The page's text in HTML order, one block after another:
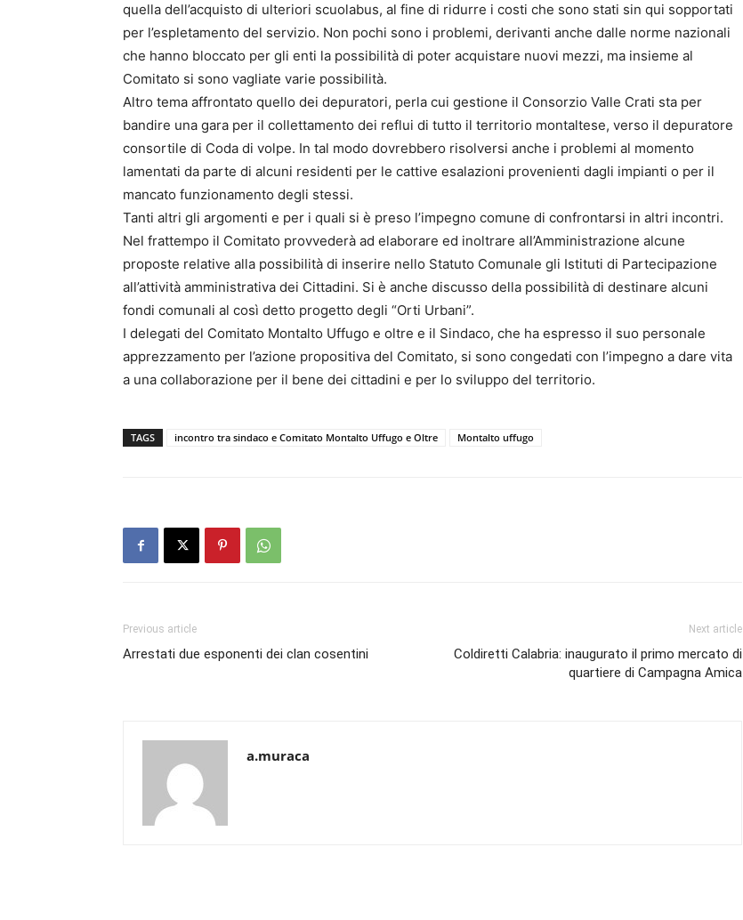
quella dell’acquisto di ulteriori scuolabus, al fine di ridurre i costi che sono stati sin qui sopportati
per l’espletamento del servizio. Non pochi sono i problemi, derivanti anche dalle norme nazionali
che hanno bloccato per gli enti la possibilità di poter acquistare nuovi mezzi, ma insieme al
Comitato si sono vagliate varie possibilità.
Altro tema affrontato quello dei depuratori, perla cui gestione il Consorzio Valle Crati sta per
bandire una gara per il collettamento dei reflui di tutto il territorio montaltese, verso il depuratore
consortile di Coda di volpe. In tal modo dovrebbero risolversi anche i problemi al momento
lamentati da parte di alcuni residenti per le cattive esalazioni provenienti dagli impianti o per il
mancato funzionamento degli stessi.
Tanti altri gli argomenti e per i quali si è preso l’impegno comune di confrontarsi in altri incontri.
Nel frattempo il Comitato provvederà ad elaborare ed inoltrare all’Amministrazione alcune
proposte relative alla possibilità di inserire nello Statuto Comunale gli Istituti di Partecipazione
all’attività amministrativa dei Cittadini. Si è anche discusso della possibilità di destinare alcuni
fondi comunali al così detto progetto degli “Orti Urbani”.
I delegati del Comitato Montalto Uffugo e oltre e il Sindaco, che ha espresso il suo personale
apprezzamento per l’azione propositiva del Comitato, si sono congedati con l’impegno a dare vita
a una collaborazione per il bene dei cittadini e per lo sviluppo del territorio.
TAGS incontro tra sindaco e Comitato Montalto Uffugo e Oltre Montalto uffugo
Previous article
Arrestati due esponenti dei clan cosentini
Next article
Coldiretti Calabria: inaugurato il primo mercato di
quartiere di Campagna Amica
a.muraca